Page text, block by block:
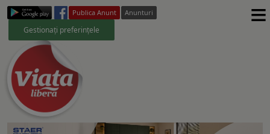
Publica Anunt Anunturi
Gestionați preferințele ≡